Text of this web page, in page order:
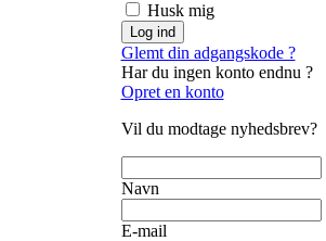
Husk mig
Glemt din adgangskode ?
Har du ingen konto endnu ?
Opret en konto
Vil du modtage nyhedsbrev?
Navn
E-mail